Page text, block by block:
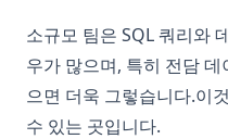
소규모 팀은 SQL 쿼리와
우가 많으며, 특히 전담
으면 더욱 그렇습니다.이
수 있는 곳입니다.